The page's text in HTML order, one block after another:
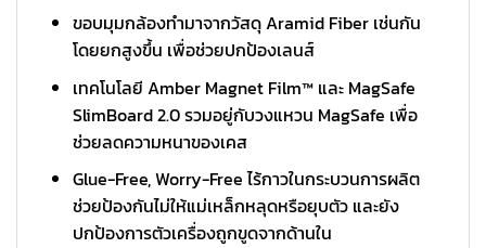
ขอบมุมกล้องทำมาจากวัสดุ Aramid Fiber เช่นกัน
โดยยกสูงขึ้น เพื่อช่วยปกป้องเลนส์
เทคโนโลยี Amber Magnet Film™ และ MagSafe
SlimBoard 2.0 รวมอยู่กับวงแหวน MagSafe เพื่อ
ช่วยลดความหนาของเคส
Glue-Free, Worry-Free ไร้กาวในกระบวนการผลิต
ช่วยป้องกันไม่ให้แม่เหล็กหลุดหรือยุบตัว และยัง
ปกป้องการตัวเครื่องถูกขูดจากด้านใน